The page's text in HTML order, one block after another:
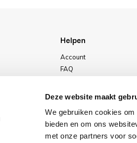
Deze website maakt
We gebruiken cookies
bieden en om ons
met onze partners voor
Helpen
Account
FAQ
Betalen
Kortingen